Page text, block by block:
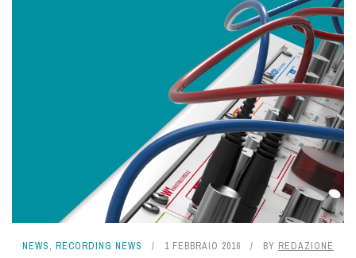
NEWS, RECORDING NEWS 1 FEBBRAIO 2016 BY REDAZIONE